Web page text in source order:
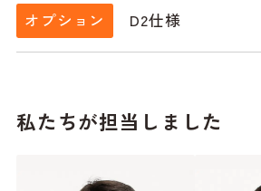
オプション D2仕様
私たちが担当しました